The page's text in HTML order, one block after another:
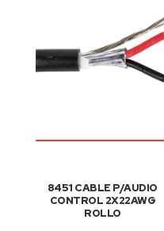
8451 CABLE P/AUDIO
CONTROL 2X22AWG
ROLLO